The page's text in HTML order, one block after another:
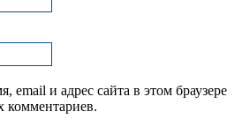
email и адрес сайта в этом браузере
комментариев.